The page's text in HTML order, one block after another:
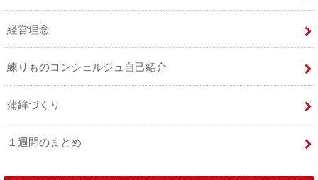
経営理念
練りものコンシェルジュ自己紹介
蒲鉾づくり
１週間のまとめ